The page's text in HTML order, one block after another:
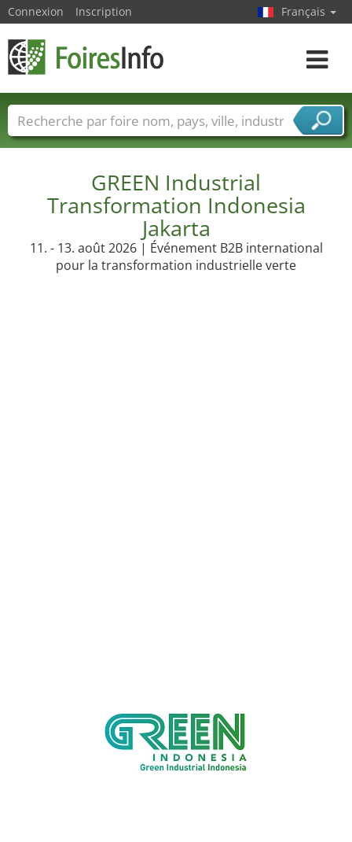
GREEN Industrial
Transformation Indonesia
Jakarta
11. - 13. août 2026 | Événement B2B international
pour la transformation industrielle verte
Connexion Inscription Français
Toggle
Foire noms Pays Villes
Secteurs de foire